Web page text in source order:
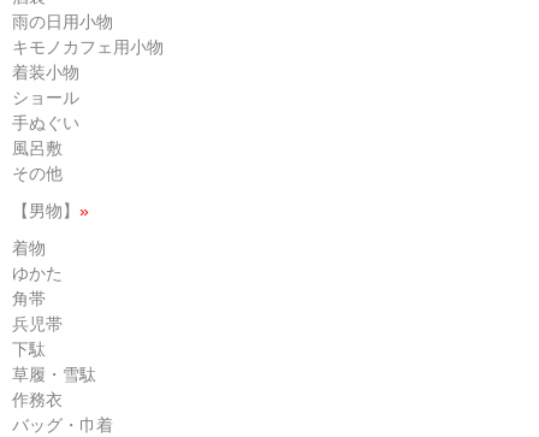
雨の日用小物
キモノカフェ用小物
着装小物
ショール
手ぬぐい
風呂敷
その他
【男物】 »
着物
ゆかた
角帯
兵児帯
下駄
草履・雪駄
作務衣
バッグ・巾着